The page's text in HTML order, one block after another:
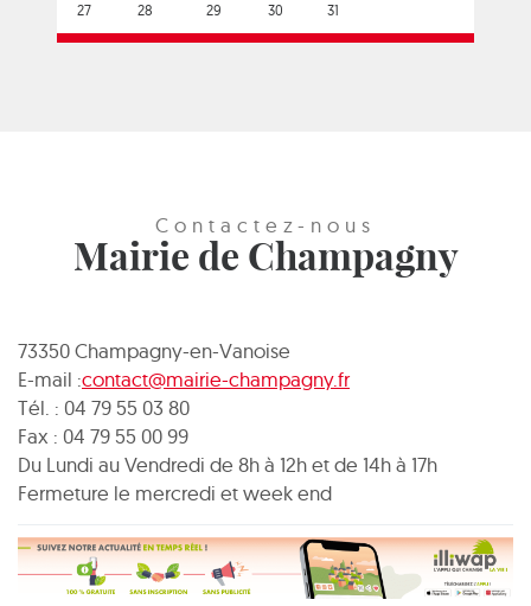
27 28 29 30 31
Contactez-nous
Mairie de Champagny
73350 Champagny-en-Vanoise
E-mail :contact@mairie-champagny.fr
Tél. : 04 79 55 03 80
Fax : 04 79 55 00 99
Du Lundi au Vendredi de 8h à 12h et de 14h à 17h
Fermeture le mercredi et week end